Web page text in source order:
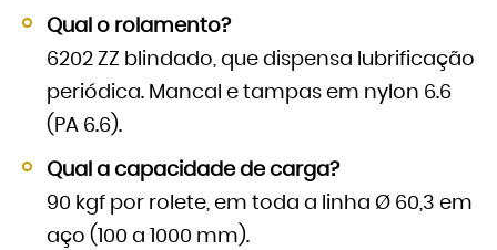
Qual o rolamento?
6202 ZZ blindado, que dispensa lubrificação
periódica. Mancal e tampas em nylon 6.6
(PA 6.6).
Qual a capacidade de carga?
90 kgf por rolete, em toda a linha Ø 60,3 em
aço (100 a 1000 mm).